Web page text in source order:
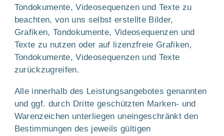
Tondokumente, Videosequenzen und Texte zu
beachten, von uns selbst erstellte Bilder,
Grafiken, Tondokumente, Videosequenzen und
Texte zu nutzen oder auf lizenzfreie Grafiken,
Tondokumente, Videosequenzen und Texte
zurückzugreifen.
Alle innerhalb des Leistungsangebotes genannten
und ggf. durch Dritte geschützten Marken- und
Warenzeichen unterliegen uneingeschränkt den
Bestimmungen des jeweils gültigen